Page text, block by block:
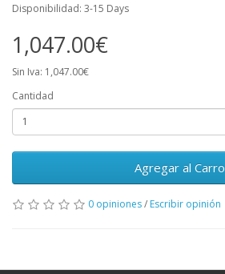
Disponibilidad: 3-15 Days
1,047.00€
Sin Iva: 1,047.00€
Cantidad
Agregar al Carro
0 opiniones/ Escribir opinión